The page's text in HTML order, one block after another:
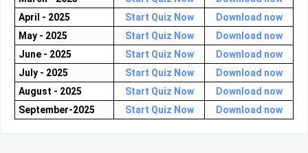
April - 2025
Start Quiz Now
Download now
May - 2025
Start Quiz Now
Download now
June - 2025
Start Quiz Now
Download now
July - 2025
Start Quiz Now
Download now
August - 2025
Start Quiz Now
Download now
September-2025
Start Quiz Now Download now